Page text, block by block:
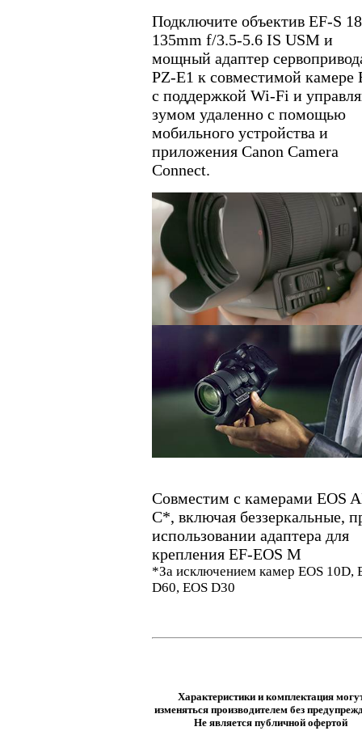
Подключите объектив EF-S
135mm f/3.5-5.6 IS USM и
мощный адаптер
PZ-E1 к совместимой камере
с поддержкой Wi-Fi и
зумом удаленно с помощью
мобильного устройства и
приложения Canon Camera
Connect.
Совместим с камерами EOS
C*, включая беззеркальные,
использовании адаптера для
крепления EF-EOS M
*За исключением камер EOS 10D,
D60, EOS D30
Характеристики и комплектация
изменяться производителем без
Не является публичной офертой